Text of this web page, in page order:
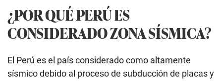
¿POR QUÉ PERÚ ES
CONSIDERADO ZONA SÍSMICA?
El Perú es el país considerado como altamente
sísmico debido al proceso de subducción de placas y